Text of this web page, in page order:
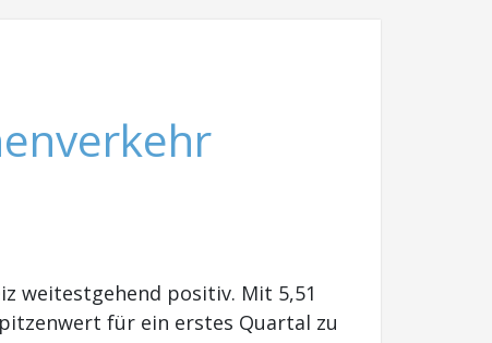
weitestgehend positiv. Mit 5,51
für ein erstes Quartal zu